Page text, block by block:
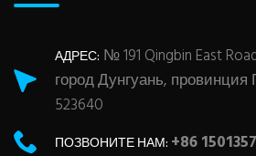
АДРЕС: № 191 Qingbin East
город Дунгуань, провинция
523640
ПОЗВОНИТЕ НАМ: +86